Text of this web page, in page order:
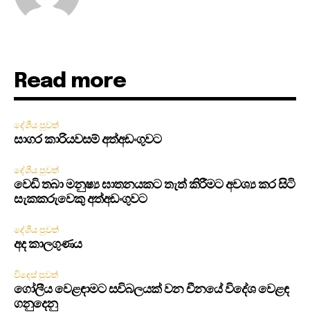
Read more
දේශීය පුවත්
සාගර කාරියවසම් අත්අඩංගුවට
දේශීය පුවත්
වෙඩි තබා මනුෂ්‍ය ඝාතනයකට තැත් කිරීමට අවශ්‍ය කර සිටි
සැකකරුවෙකු අත්අඩංගුවට
දේශීය පුවත්
අද කාලගුණය
විදෙස් පුවත්
ගෝලීය වෙළඳාමට සවිබලයක් වන චීනයේ විදේශ වෙළඳ
ගනුදෙනු